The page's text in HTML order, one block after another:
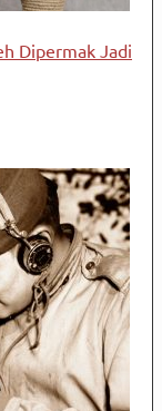
Dipermak Jadi